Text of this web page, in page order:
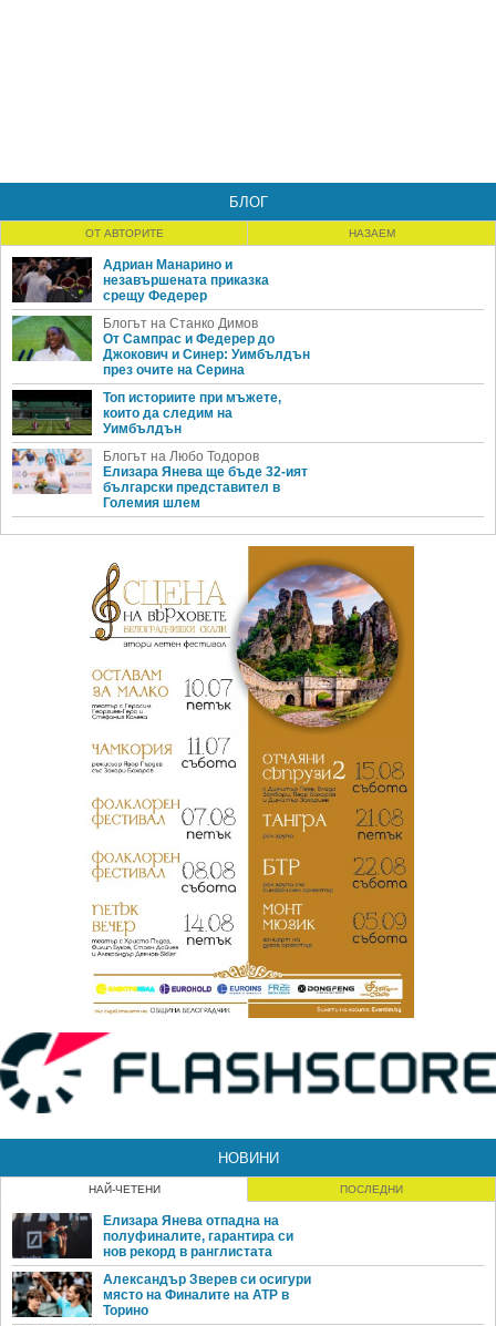
БЛОГ
ОТ АВТОРИТЕ НАЗАЕМ
Адриан Манарино и
незавършената приказка
срещу Федерер
Блогът на Станко Димов
От Сампрас и Федерер до
Джокович и Синер: Уимбълдън
през очите на Серина
Топ историите при мъжете,
които да следим на
Уимбълдън
Блогът на Любо Тодоров
Елизара Янева ще бъде 32-ият
български представител в
Големия шлем
НОВИНИ
НАЙ-ЧЕТЕНИ ПОСЛЕДНИ
Елизара Янева отпадна на
полуфиналите, гарантира си
нов рекорд в ранглистата
Александър Зверев си осигури
място на Финалите на ATP в
Торино